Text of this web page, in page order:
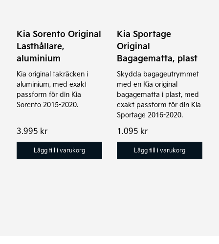
Kia Sorento Original
Lasthållare,
aluminium
Kia original takräcken i
aluminium, med exakt
passform för din Kia
Sorento 2015-2020.
3.995 kr
Lägg till i varukorg
Kia Sportage
Original
Bagagematta, plast
Skydda bagageutrymmet
med en Kia original
bagagematta i plast, med
exakt passform för din Kia
Sportage 2016-2020.
1.095 kr
Lägg till i varukorg